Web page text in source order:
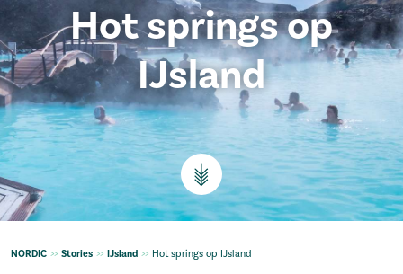
Hot springs op
IJsland
NORDIC >> Stories >> IJsland >> Hot springs op IJsland